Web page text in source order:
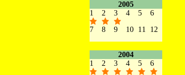
2005
1
2 3 4 5
6
7
8 9 10 11 12
2004
1
2 3 4 5
6